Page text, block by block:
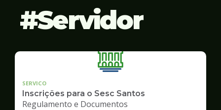
Servidor
SERVICO
Inscrições para o Sesc Santos
Regulamento e Documentos